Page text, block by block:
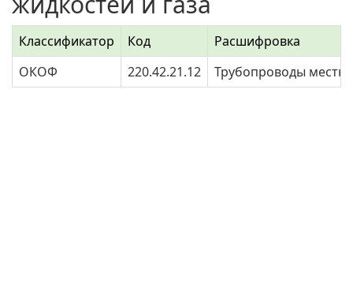
Классификатор Код
Расшифровка
ОКОФ
220.42.21.12 Трубопроводы